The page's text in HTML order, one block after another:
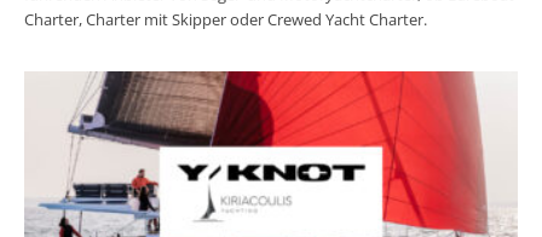
Charter, Charter mit Skipper oder Crewed Yacht Charter.